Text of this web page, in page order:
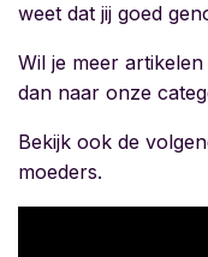
weet dat jij goed
Wil je meer
dan naar onze
Bekijk ook de
moeders.